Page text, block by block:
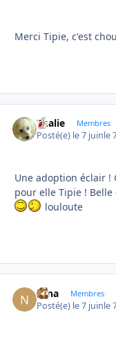
Merci Tipie, c'est
Thalie Membres
Posté(e) le 7 juinle
Une adoption éclair !
pour elle Tipie !
louloute
Nina Membres
Posté(e) le 7 juinle